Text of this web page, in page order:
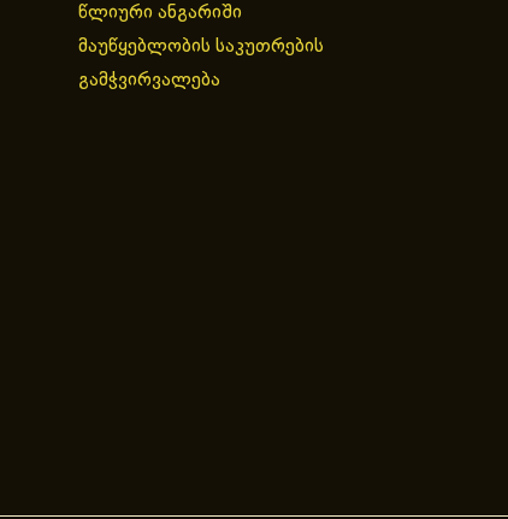
წლიური ანგარიში
მაუწყებლობის საკუთრების
გამჭვირვალება